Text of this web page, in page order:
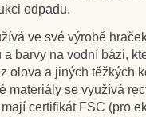
odpadu.
ve své výrobě
a barvy na vodní bázi,
olova a jiných těžkých
materiály se využívá
certifikát FSC (pro